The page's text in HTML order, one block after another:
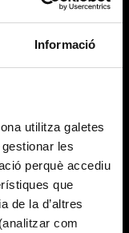
Informació
utilitza galetes
les
perquè accediu
que
de la d’altres
com